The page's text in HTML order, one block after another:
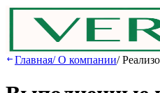
Главная/О компании/